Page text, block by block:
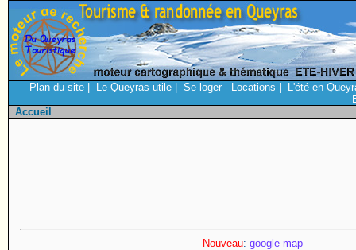
Plan du site Le Queyras utile Se loger - Locations
L'été en
Accueil
Nouveau: google map